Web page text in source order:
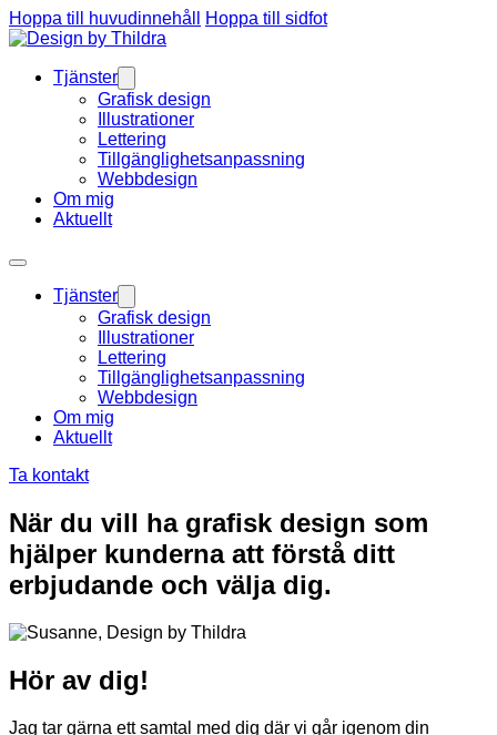
Hoppa till huvudinnehåll Hoppa till sidfot
Tjänster
Grafisk design
Illustrationer
Lettering
Tillgänglighetsanpassning
Webbdesign
Om mig
Aktuellt
Tjänster
Grafisk design
Illustrationer
Lettering
Tillgänglighetsanpassning
Webbdesign
Om mig
Aktuellt
Ta kontakt
När du vill ha grafisk design som
hjälper kunderna att förstå ditt
erbjudande och välja dig.
Hör av dig!
Jag tar gärna ett samtal med dig där vi går igenom din